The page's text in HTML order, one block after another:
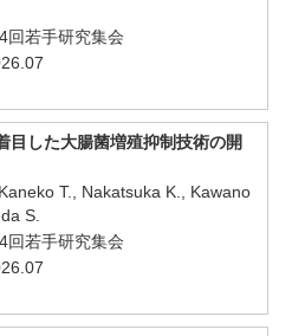
回若手研究集会
目した大腸菌増殖抑制技術の開
T., Nakatsuka K., Kawano
S.
回若手研究集会